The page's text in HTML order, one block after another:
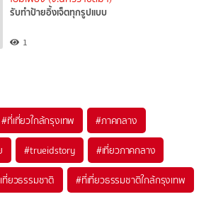
รับทำป้ายอิ้งเจ็ตทุกรูปแบบ
1
#ที่เที่ยวใกล้กรุงเทพ #ภาคกลาง
#trueidstory #เที่ยวภาคกลาง
ที่ยวธรรมชาติ #ที่เที่ยวธรรมชาติใกล้กรุงเทพ